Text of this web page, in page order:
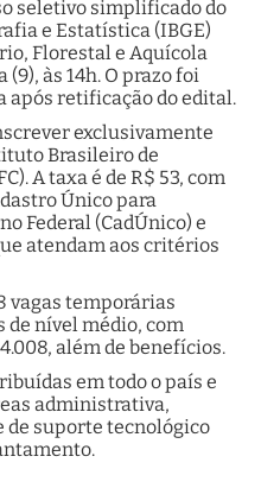
seletivo simplificado do
e Estatística (IBGE)
Florestal e Aquícola
às 14h. O prazo foi
após retificação do edital.
exclusivamente
Brasileiro de
A taxa é de R$ 53, com
Único para
Federal (CadÚnico) e
atendam aos critérios
vagas temporárias
nível médio, com
além de benefícios.
em todo o país e
administrativa,
de suporte tecnológico